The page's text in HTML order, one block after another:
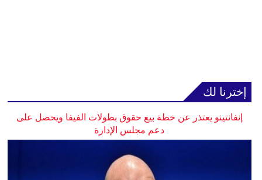
إخترنا لك
إنفانتينو يعتذر عن خطة بيع حقوق بطولات الفيفا ويحصل على
دعم مجلس الإدارة